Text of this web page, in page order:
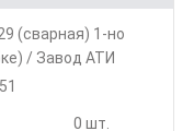
(сварная) 1-но
/ Завод АТИ
0 шт.